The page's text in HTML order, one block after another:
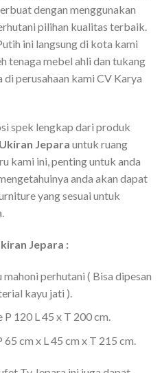
dengan menggunakan
pilihan kualitas terbaik.
ini langsung di kota kami
tenaga mebel ahli dan tukang
perusahaan kami CV Karya
spek lengkap dari produk
Jepara untuk ruang
kami ini, penting untuk anda
anda akan dapat
yang sesuai untuk
Jepara :
perhutani ( Bisa dipesan
kayu jati ).
120 L 45 x T 200 cm.
cm x L 45 cm x T 215 cm.